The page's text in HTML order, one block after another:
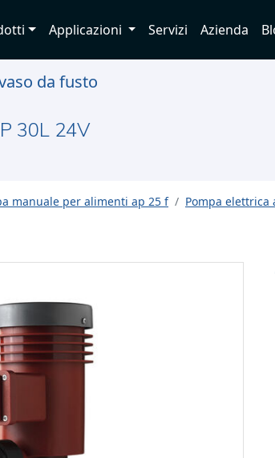
Applicazioni Servizi Azienda
da fusto
30L 24V
manuale per alimenti ap 25 f Pompa elettrica